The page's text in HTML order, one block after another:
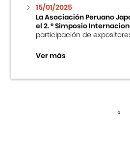
15/01/2025
La Asociación Peruano
el 2. ° Simposio
participación de
Ver más
«